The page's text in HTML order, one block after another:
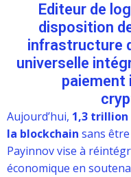
Editeur de
disposition
infrastructure
universelle
paiement
Aujourd’hui, 1,3 trillion
la blockchain sans
Payinnov vise à
économique en